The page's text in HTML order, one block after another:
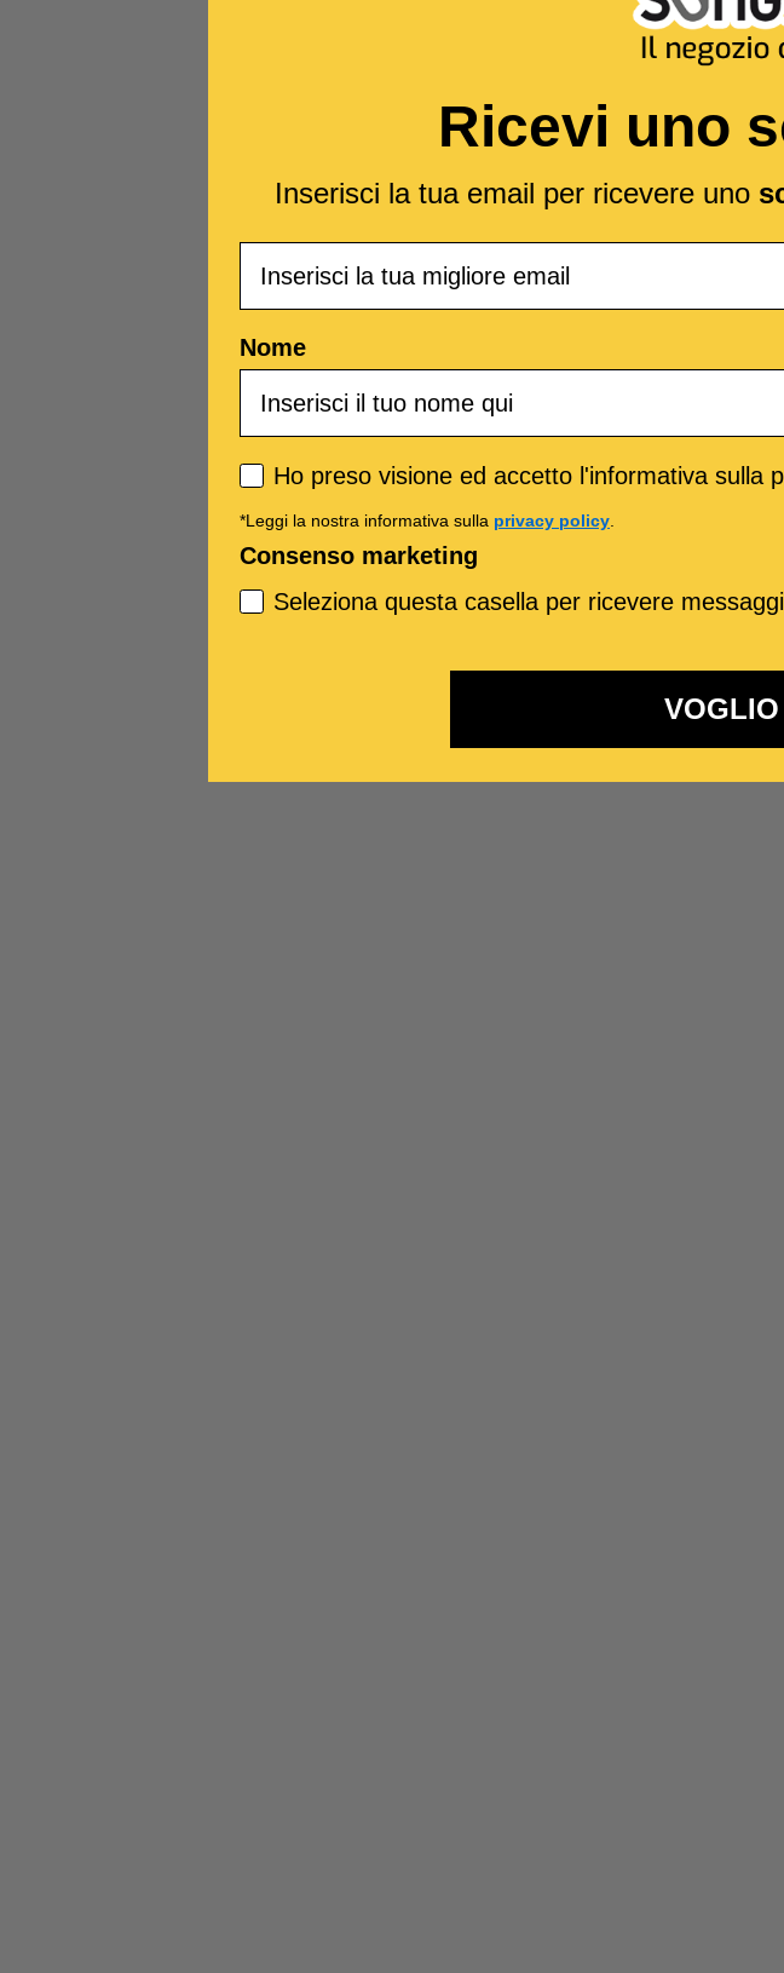
Ricevi uno
Inserisci la tua email per ricevere uno
Nome
Privacy policy
Ho preso visione ed accetto l'informativa sulla
*Leggi la nostra informativa sulla privacy policy.
Consenso marketing
Seleziona questa casella per ricevere